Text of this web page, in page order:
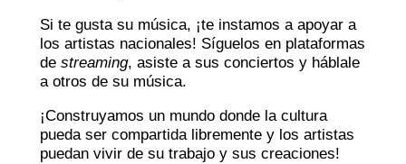
Si te gusta su música, ¡te instamos a apoyar a
los artistas nacionales! Síguelos en plataformas
de streaming, asiste a sus conciertos y háblale
a otros de su música.
¡Construyamos un mundo donde la cultura
pueda ser compartida libremente y los artistas
puedan vivir de su trabajo y sus creaciones!